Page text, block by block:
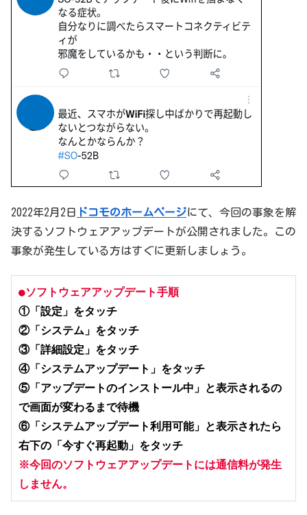
2022年2月2日 ドコモのホームページにて、今回の事象を解
決するソフトウェアアップデートが公開されました。この
事象が発生している方はすぐに更新しましょう。
●ソフトウェアアップデート手順
①「設定」をタッチ
②「システム」をタッチ
③「詳細設定」をタッチ
④「システムアップデート」をタッチ
⑤「アップデートのインストール中」と表示されるの
で画面が変わるまで待機
⑥「システムアップデート利用可能」と表示されたら
右下の「今すぐ再起動」をタッチ
※今回のソフトウェアアップデートには通信料が発生
しません。